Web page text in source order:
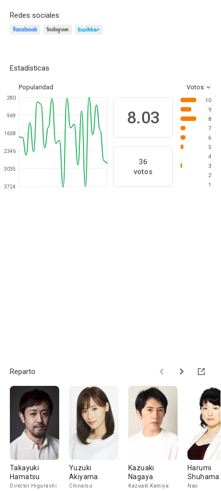
Redes sociales
Estadísticas
Popularidad Votos
280
969
1658
2346
3035
3724
8.03
36
votos
10
9
8
7
6
5
4
3
2
1
Reparto
Takayuki
Hamatsu
Director Higurashi
Yuzuki
Akiyama
Chinatsu
Kazuaki
Nagaya
Kazuaki Kamiya
Harumi
Shuhama
Nao